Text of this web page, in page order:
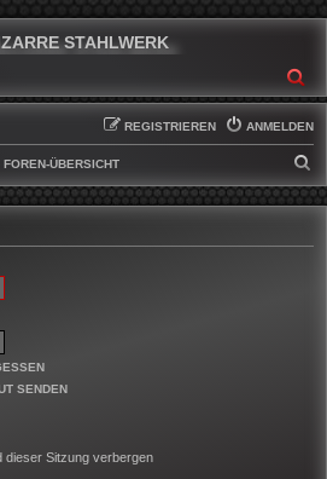
STAHLWERK
ANMELDEN
REGISTRIEREN
FOREN-ÜBERSICHT
U
H
SENDEN
dieser Sitzung verbergen